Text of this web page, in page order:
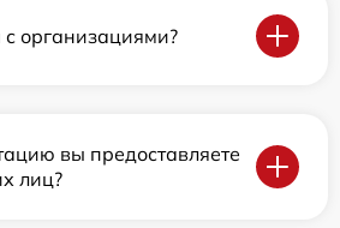
с организациями?
вы предоставляете
лиц?